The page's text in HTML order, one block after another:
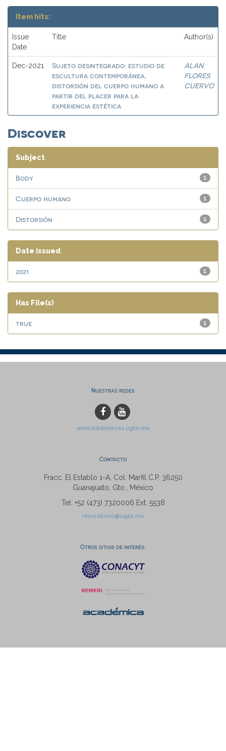
Item hits:
Issue
Date
Title Author(s)
Dec-2021
Sujeto desintegrado: estudio de
escultura contemporánea,
distorsión del cuerpo humano a
partir del placer para la
experiencia estética
ALAN
FLORES
CUERVO
Discover
Subject
1
Body
1
Cuerpo humano
1
Distorsión
Date issued
1
2021
Has File(s)
1
true
Nuestras redes
www.bibliotecas.ugto.mx
Contacto
Fracc. El Establo 1-A, Col. Marfil C.P. 36250
Guanajuato, Gto., México
Tel: +52 (473) 7320006 Ext. 5538
repositorio@ugto.mx
Otros sitios de interés: